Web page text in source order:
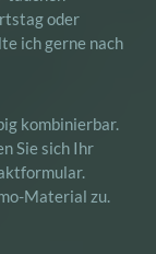
oder
ich gerne nach
kombinierbar.
Sie sich Ihr
.
Material zu.